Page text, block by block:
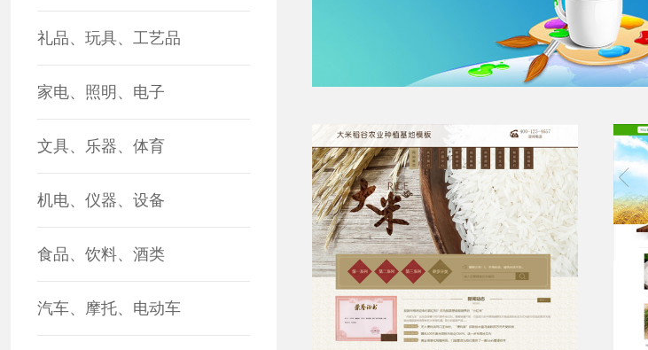
礼品、玩具、工艺品
家电、照明、电子
文具、乐器、体育
机电、仪器、设备
食品、饮料、酒类
汽车、摩托、电动车